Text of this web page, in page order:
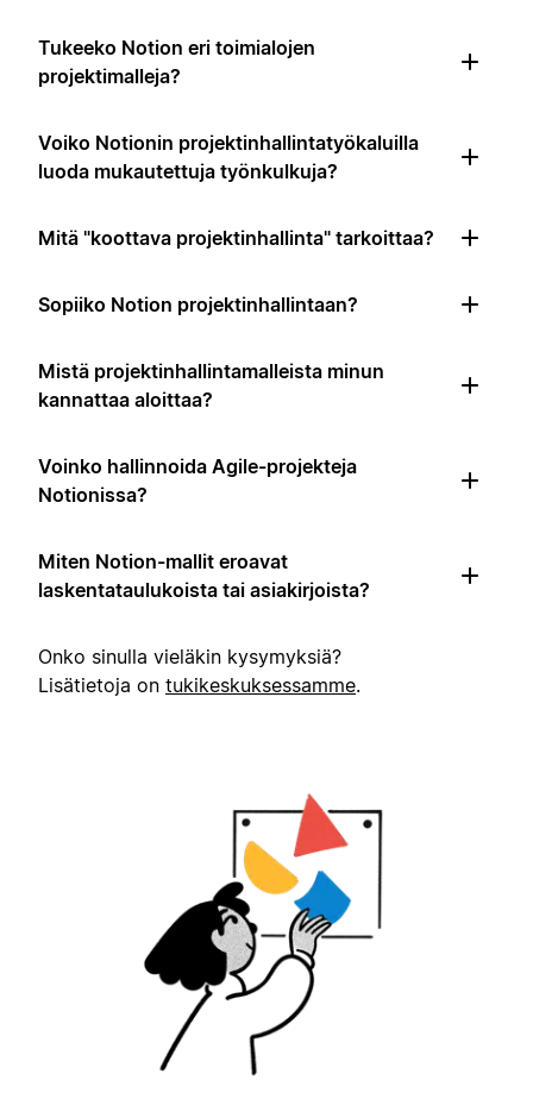
Tukeeko Notion eri toimialojen
projektimalleja?
Voiko Notionin projektinhallintatyökaluilla
luoda mukautettuja työnkulkuja?
Mitä "koottava projektinhallinta" tarkoittaa?
Sopiiko Notion projektinhallintaan?
Mistä projektinhallintamalleista minun
kannattaa aloittaa?
Voinko hallinnoida Agile-projekteja
Notionissa?
Miten Notion-mallit eroavat
laskentataulukoista tai asiakirjoista?
Onko sinulla vieläkin kysymyksiä?
Lisätietoja on tukikeskuksessamme.